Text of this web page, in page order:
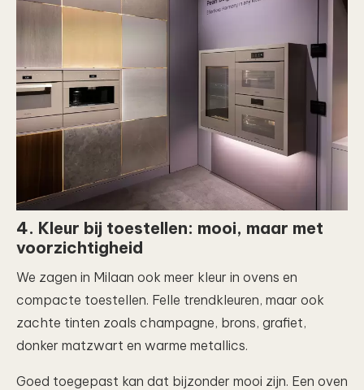
4. Kleur bij toestellen: mooi, maar met
voorzichtigheid
We zagen in Milaan ook meer kleur in ovens en
compacte toestellen. Felle trendkleuren, maar ook
zachte tinten zoals champagne, brons, grafiet,
donker matzwart en warme metallics.
Goed toegepast kan dat bijzonder mooi zijn. Een oven